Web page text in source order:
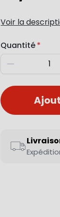
Voir la
Quantité
Diminuer